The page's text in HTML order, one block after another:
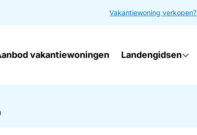
Vakantiewoning verkopen?
vakantiewoningen Landengidsen